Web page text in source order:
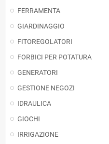
FERRAMENTA
GIARDINAGGIO
FITOREGOLATORI
FORBICI PER POTATURA
GENERATORI
GESTIONE NEGOZI
IDRAULICA
GIOCHI
IRRIGAZIONE